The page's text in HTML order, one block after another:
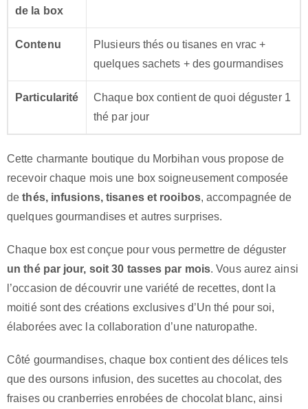
de la box
Contenu
Plusieurs thés ou tisanes en vrac +
quelques sachets + des gourmandises
Particularité
Chaque box contient de quoi déguster 1
thé par jour
Cette charmante boutique du Morbihan vous propose de
recevoir chaque mois une box soigneusement composée
dethés, infusions, tisanes et rooibos, accompagnée de
quelques gourmandises et autres surprises.
Chaque box est conçue pour vous permettre de déguster
un thé par jour, soit 30 tasses par mois. Vous aurez ainsi
l’occasion de découvrir une variété de recettes, dont la
moitié sont des créations exclusives d’Un thé pour soi,
élaborées avec la collaboration d’une naturopathe.
Côté gourmandises, chaque box contient des délices tels
que des oursons infusion, des sucettes au chocolat, des
fraises ou cranberries enrobées de chocolat blanc, ainsi